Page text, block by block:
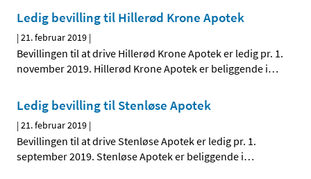
Ledig bevilling til Hillerød Krone Apotek
|21. februar 2019 |
Bevillingen til at drive Hillerød Krone Apotek er ledig pr. 1.
november 2019. Hillerød Krone Apotek er beliggende i…
Ledig bevilling til Stenløse Apotek
|21. februar 2019 |
Bevillingen til at drive Stenløse Apotek er ledig pr. 1.
september 2019. Stenløse Apotek er beliggende i…